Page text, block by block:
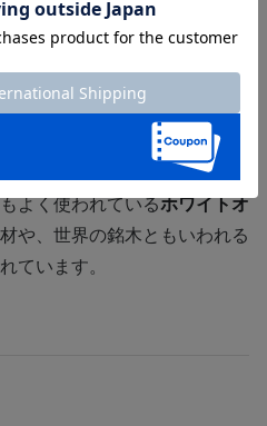
共同開発したデザイン性の高
のイメージとは異なるシンプ
」が注目を集めています。ま
のが増えており、置き場所を
います。
よく使われているホワイトオ
や、世界の銘木ともいわれる
ています。